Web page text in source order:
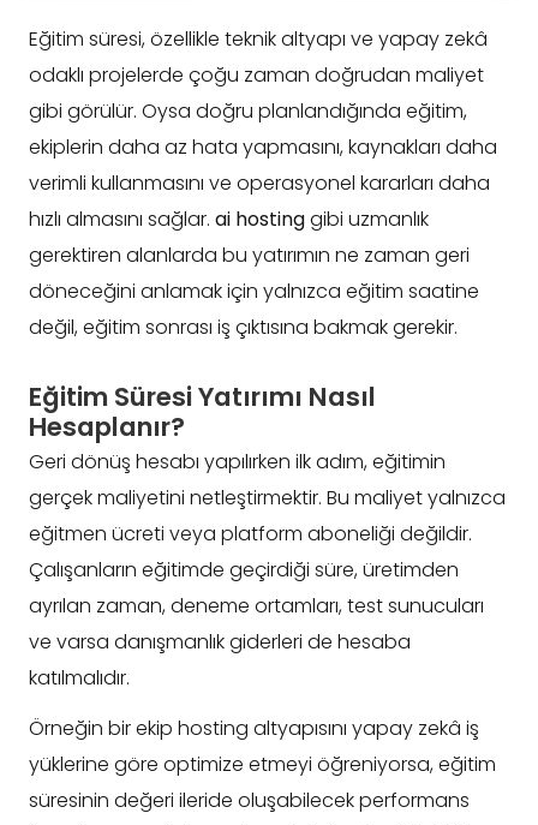
Eğitim süresi, özellikle teknik altyapı ve yapay zekâ
odaklı projelerde çoğu zaman doğrudan maliyet
gibi görülür. Oysa doğru planlandığında eğitim,
ekiplerin daha az hata yapmasını, kaynakları daha
verimli kullanmasını ve operasyonel kararları daha
hızlı almasını sağlar. ai hostinggibi uzmanlık
gerektiren alanlarda bu yatırımın ne zaman geri
döneceğini anlamak için yalnızca eğitim saatine
değil, eğitim sonrası iş çıktısına bakmak gerekir.
Eğitim Süresi Yatırımı Nasıl
Hesaplanır?
Geri dönüş hesabı yapılırken ilk adım, eğitimin
gerçek maliyetini netleştirmektir. Bu maliyet yalnızca
eğitmen ücreti veya platform aboneliği değildir.
Çalışanların eğitimde geçirdiği süre, üretimden
ayrılan zaman, deneme ortamları, test sunucuları
ve varsa danışmanlık giderleri de hesaba
katılmalıdır.
Örneğin bir ekip hosting altyapısını yapay zekâ iş
yüklerine göre optimize etmeyi öğreniyorsa, eğitim
süresinin değeri ileride oluşabilecek performans